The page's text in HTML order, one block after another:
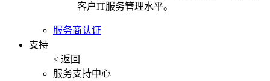
客户IT服务管理水平。
服务商认证
支持
< 返回
服务支持中心